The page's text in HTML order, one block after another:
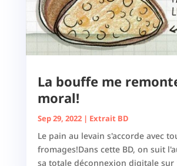
La bouffe me
moral!
Sep 29, 2022| Extrait BD
Le pain au levain s'accorde avec
fromages!Dans cette BD, on suit
sa totale déconnexion digitale sur